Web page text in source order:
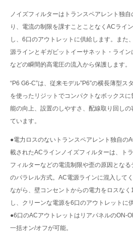
ノイズフィルターはトランスペアレント独
り、電流の制限を課すことことなくACライ
し、6口のアウトレットに供給します。また
源ラインとギガビットイーサネット・ライ
などの瞬間的高電圧の流入から保護します。
“P6 G6-C”は、従来モデル”P6”の横長薄型
を使ったリジットでコンパクトなボックス
能の向上、設置のしやすさ、配線取り回しの
●電力ロスのないトランスペアレント独自の
載されたACラインノイズフィルターは、ト
フィルターなどの電流制限や歪の原因とな
のパラレル方式。AC電源ラインに混入して
ながら、壁コンセントからの電力をロスな
し、クリーンな電源を6口のアウトレットに
一括オン/オフが可能。